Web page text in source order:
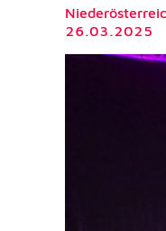
26.03.2025
Zweck: